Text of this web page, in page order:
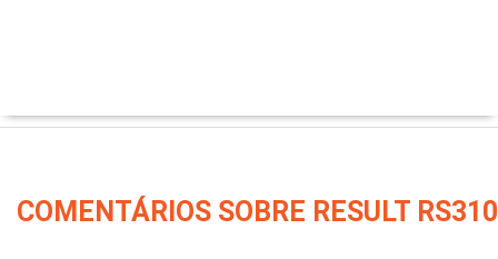
COMENTÁRIOS SOBRE RESULT RS310